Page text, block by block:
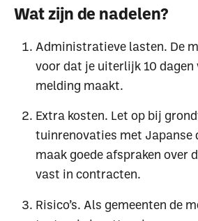
Waar ben je
Wat zijn de nadelen?
Administratieve lasten. De
voor dat je uiterlijk 10 dagen
melding maakt.
Extra kosten. Let op bij
tuinrenovaties met Japanse
maak goede afspraken over
vast in contracten.
Risico’s. Als gemeenten de